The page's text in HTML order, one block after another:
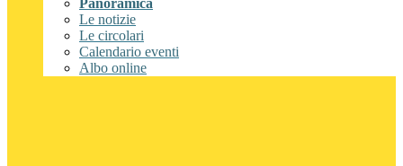
Panoramica
Le notizie
Le circolari
Calendario eventi
Albo online